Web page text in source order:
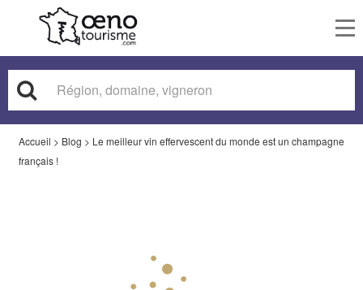
Accueil > Blog > Le meilleur vin effervescent du monde est un champagne
français !